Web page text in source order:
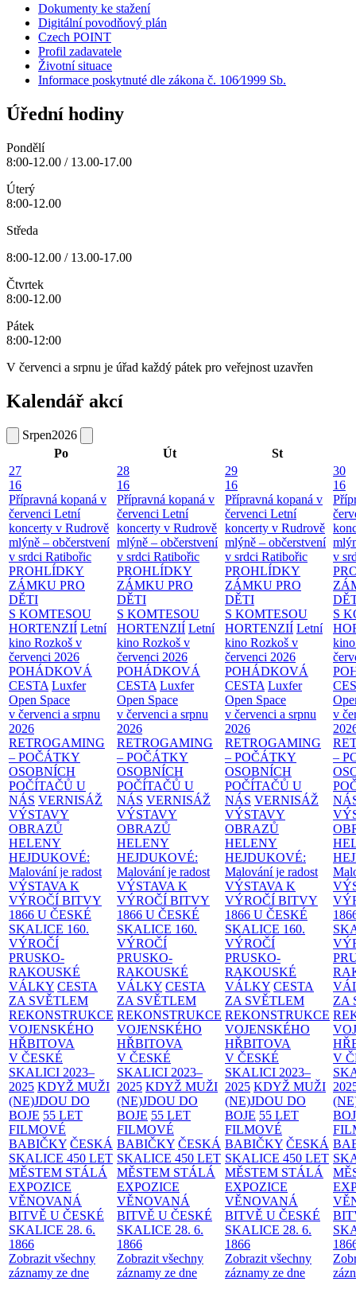
Dokumenty ke stažení
Digitální povodňový plán
Czech POINT
Profil zadavatele
Životní situace
Informace poskytnuté dle zákona č. 106⁄1999 Sb.
Úřední hodiny
Pondělí
8:00-12.00 / 13.00-17.00
Úterý
8:00-12.00
Středa
8:00-12.00 / 13.00-17.00
Čtvrtek
8:00-12.00
Pátek
8:00-12:00
V červenci a srpnu je úřad každý pátek pro veřejnost uzavřen
Kalendář akcí
Srpen2026
Po
Út
St
27
16
Přípravná kopaná v
červenci Letní
koncerty v Rudrově
mlýně – občerstvení
v srdci Ratibořic
PROHLÍDKY
ZÁMKU PRO
DĚTI
S KOMTESOU
HORTENZIÍ Letní
kino Rozkoš v
červenci 2026
POHÁDKOVÁ
CESTA Luxfer
Open Space
v červenci a srpnu
2026
RETROGAMING
– POČÁTKY
OSOBNÍCH
POČÍTAČŮ U
NÁS VERNISÁŽ
VÝSTAVY
OBRAZŮ
HELENY
HEJDUKOVÉ:
Malování je radost
VÝSTAVA K
VÝROČÍ BITVY
1866 U ČESKÉ
SKALICE 160.
VÝROČÍ
PRUSKO-
RAKOUSKÉ
VÁLKY CESTA
ZA SVĚTLEM
REKONSTRUKCE
VOJENSKÉHO
HŘBITOVA
V ČESKÉ
SKALICI 2023–
2025 KDYŽ MUŽI
(NE)JDOU DO
BOJE 55 LET
FILMOVÉ
BABIČKY ČESKÁ
SKALICE 450 LET
MĚSTEM STÁLÁ
EXPOZICE
VĚNOVANÁ
BITVĚ U ČESKÉ
SKALICE 28. 6.
1866
Zobrazit všechny
záznamy ze dne
28
16
Přípravná kopaná v
červenci Letní
koncerty v Rudrově
mlýně – občerstvení
v srdci Ratibořic
PROHLÍDKY
ZÁMKU PRO
DĚTI
S KOMTESOU
HORTENZIÍ Letní
kino Rozkoš v
červenci 2026
POHÁDKOVÁ
CESTA Luxfer
Open Space
v červenci a srpnu
2026
RETROGAMING
– POČÁTKY
OSOBNÍCH
POČÍTAČŮ U
NÁS VERNISÁŽ
VÝSTAVY
OBRAZŮ
HELENY
HEJDUKOVÉ:
Malování je radost
VÝSTAVA K
VÝROČÍ BITVY
1866 U ČESKÉ
SKALICE 160.
VÝROČÍ
PRUSKO-
RAKOUSKÉ
VÁLKY CESTA
ZA SVĚTLEM
REKONSTRUKCE
VOJENSKÉHO
HŘBITOVA
V ČESKÉ
SKALICI 2023–
2025 KDYŽ MUŽI
(NE)JDOU DO
BOJE 55 LET
FILMOVÉ
BABIČKY ČESKÁ
SKALICE 450 LET
MĚSTEM STÁLÁ
EXPOZICE
VĚNOVANÁ
BITVĚ U ČESKÉ
SKALICE 28. 6.
1866
Zobrazit všechny
záznamy ze dne
29
16
Přípravná kopaná v
červenci Letní
koncerty v Rudrově
mlýně – občerstvení
v srdci Ratibořic
PROHLÍDKY
ZÁMKU PRO
DĚTI
S KOMTESOU
HORTENZIÍ Letní
kino Rozkoš v
červenci 2026
POHÁDKOVÁ
CESTA Luxfer
Open Space
v červenci a srpnu
2026
RETROGAMING
– POČÁTKY
OSOBNÍCH
POČÍTAČŮ U
NÁS VERNISÁŽ
VÝSTAVY
OBRAZŮ
HELENY
HEJDUKOVÉ:
Malování je radost
VÝSTAVA K
VÝROČÍ BITVY
1866 U ČESKÉ
SKALICE 160.
VÝROČÍ
PRUSKO-
RAKOUSKÉ
VÁLKY CESTA
ZA SVĚTLEM
REKONSTRUKCE
VOJENSKÉHO
HŘBITOVA
V ČESKÉ
SKALICI 2023–
2025 KDYŽ MUŽI
(NE)JDOU DO
BOJE 55 LET
FILMOVÉ
BABIČKY ČESKÁ
SKALICE 450 LET
MĚSTEM STÁLÁ
EXPOZICE
VĚNOVANÁ
BITVĚ U ČESKÉ
SKALICE 28. 6.
1866
Zobrazit všechny
záznamy ze dne
30
16
v
S
v
–
ZA
V